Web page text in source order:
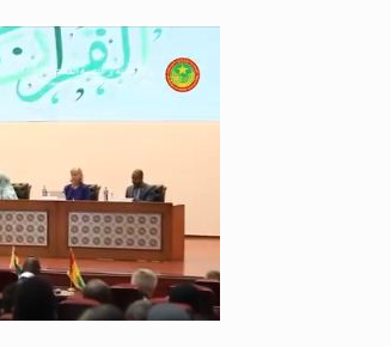
Etablissements sous tutelleTransition et Innovation
Écologiques
Gouvernance
Partenariats